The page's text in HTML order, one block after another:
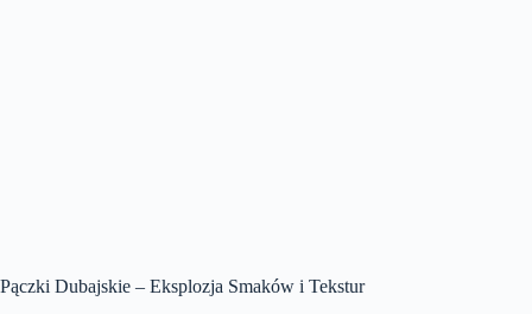
Pączki Dubajskie – Eksplozja Smaków i Tekstur